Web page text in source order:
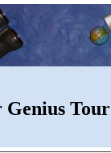
Genius Tour